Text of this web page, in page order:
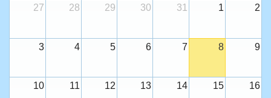
27
28 29 30 31 1 2
3 4 5 6 7 8 9
10 11 12 13 14 15 16